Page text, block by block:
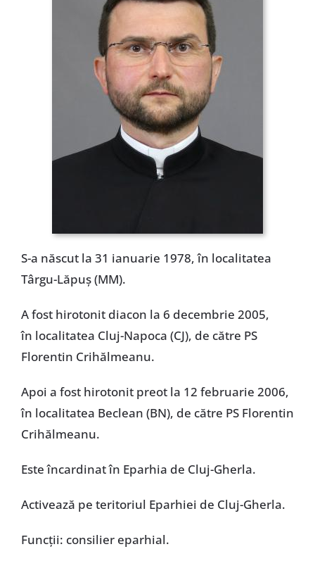
S-a născut la 31 ianuarie 1978, în localitatea
Târgu-Lăpuș (MM).
A fost hirotonit diacon la 6 decembrie 2005,
în localitatea Cluj-Napoca (CJ), de către PS
Florentin Crihălmeanu.
Apoi a fost hirotonit preot la 12 februarie 2006,
în localitatea Beclean (BN), de către PS Florentin
Crihălmeanu.
Este încardinat în Eparhia de Cluj-Gherla.
Activează pe teritoriul Eparhiei de Cluj-Gherla.
Funcţii: consilier eparhial.